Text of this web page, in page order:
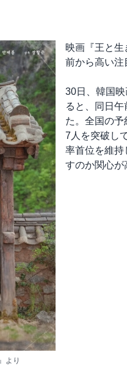
より
映画『王と生
前から高い注
30日、韓国
ると、同日
た。全国の
7人を突破し
率首位を維持
すのか関心が